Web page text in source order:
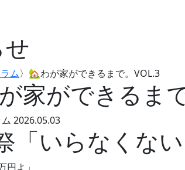
ム〉 🏡わが家ができるまで。VOL.3
家ができるま
2026.05.03
「いらなくな
円よ」